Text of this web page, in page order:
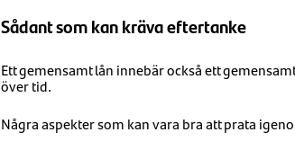
Sådant som kan kräva eftertanke
Ett gemensamt lån innebär också ett
över tid.
Några aspekter som kan vara bra att prata